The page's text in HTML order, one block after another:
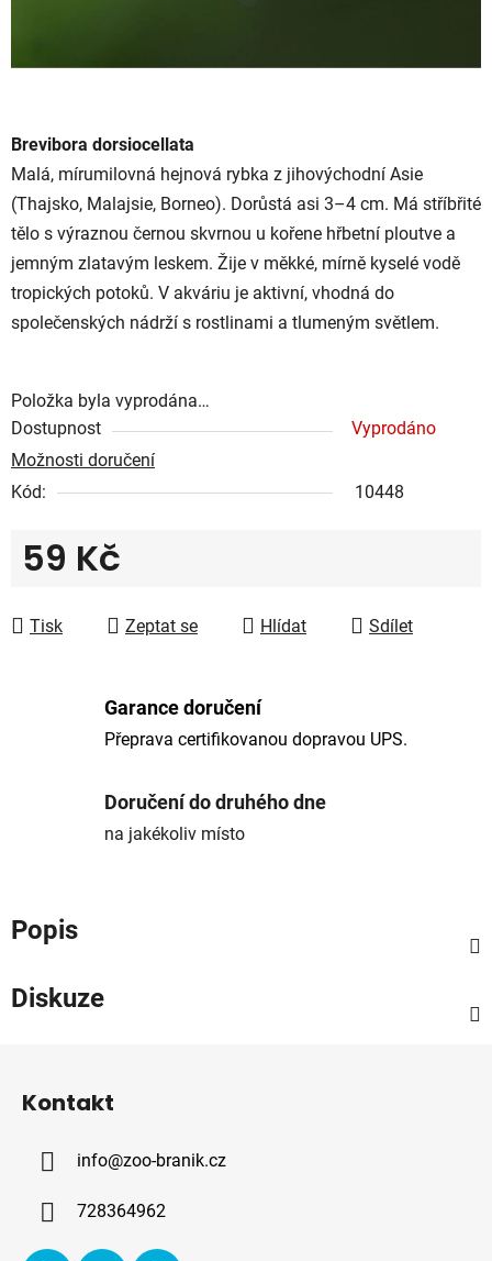
C
h
a
t
G
P
T
ř
e
k
l
:
Brevibora dorsiocellata
Malá, mírumilovná hejnová rybka z jihovýchodní Asie
(Thajsko, Malajsie, Borneo). Dorůstá asi 3–4 cm. Má stříbřité
tělo s výraznou černou skvrnou u kořene hřbetní ploutve a
jemným zlatavým leskem. Žije v měkké, mírně kyselé vodě
tropických potoků. V akváriu je aktivní, vhodná do
společenských nádrží s rostlinami a tlumeným světlem.
Položka byla vyprodána…
Dostupnost
Vyprodáno
Možnosti doručení
Kód:
10448
59 Kč
Tisk
Zeptat se Hlídat Sdílet
Garance doručení
Přeprava certifikovanou dopravou UPS.
Doručení do druhého dne
na jakékoliv místo
Popis
Diskuze
Kontakt
info@zoo-branik.cz
728364962